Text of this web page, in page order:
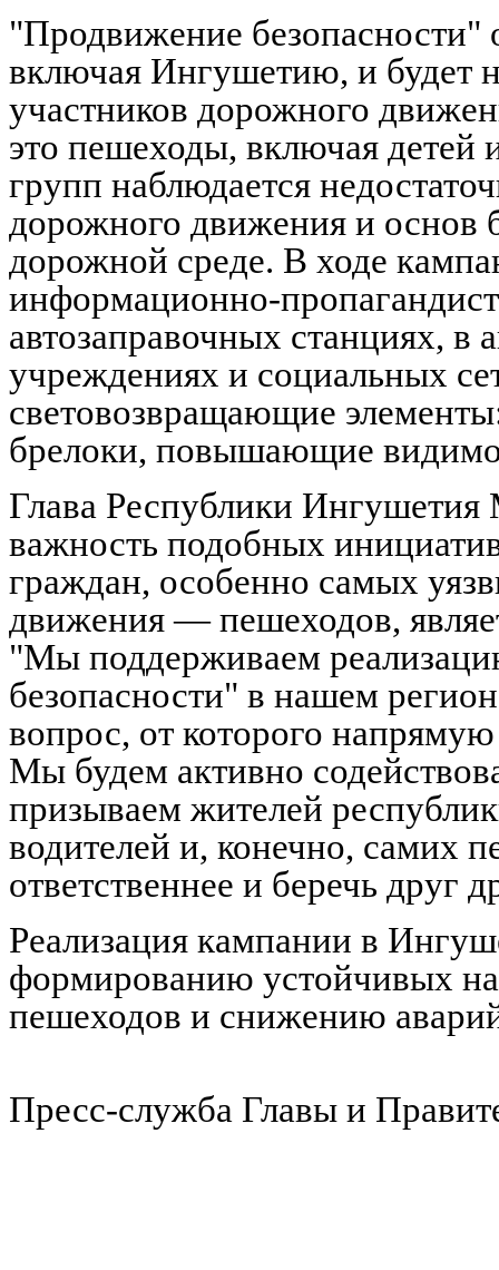
"Продвижение безопасности"
включая Ингушетию, и будет
участников дорожного
это пешеходы, включая
групп наблюдается
дорожного движения и основ
дорожной среде. В ходе
информационно-
автозаправочных станциях, в
учреждениях и социальных
световозвращающие
брелоки, повышающие
Глава Республики
важность подобных
граждан, особенно самых
движения — пешеходов,
"Мы поддерживаем
безопасности" в нашем
вопрос, от которого
Мы будем активно
призываем жителей
водителей и, конечно, самих
ответственнее и беречь друг
Реализация кампании в
формированию устойчивых
пешеходов и снижению
Пресс-служба Главы и